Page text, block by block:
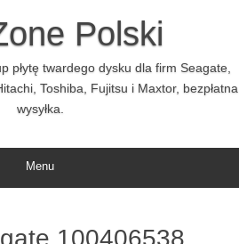
Polski
płytę twardego dysku dla firm Seagate,
Toshiba, Fujitsu i Maxtor, bezpłatna
wysyłka.
Menu
100406538